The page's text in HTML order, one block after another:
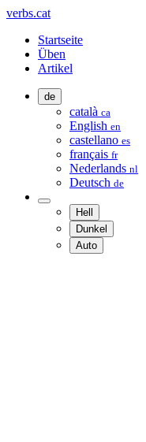
verbs.cat
Startseite
Üben
Artikel
de
català ca
English en
castellano es
français fr
Nederlands nl
Deutsch de
Hell
Dunkel
Auto